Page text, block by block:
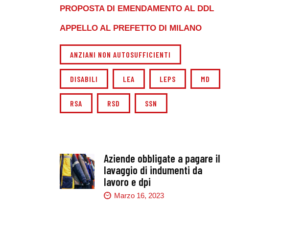
PROPOSTA DI EMENDAMENTO AL DDL
APPELLO AL PREFETTO DI MILANO
ANZIANI NON AUTOSUFFICIENTI
DISABILI LEA LEPS MD
RSA RSD SSN
Aziende obbligate a pagare il
lavaggio di indumenti da
lavoro e dpi
Marzo 16, 2023